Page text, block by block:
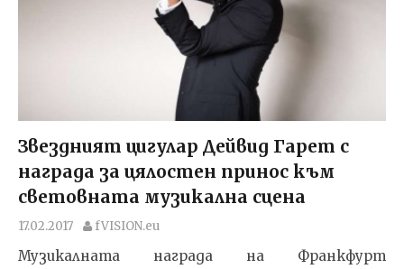
Звездният цигулар Дейвид Гарет с
награда за цялостен принос към
световната музикална сцена
17.02.2017 fVISION.eu
Музикалната награда на Франкфурт